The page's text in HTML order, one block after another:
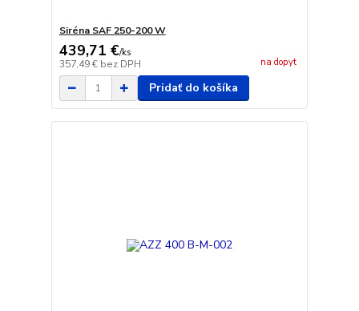
Siréna SAF 250-200 W
439,71 €/ks
357,49 € bez DPH na dopyt
Pridať do košíka